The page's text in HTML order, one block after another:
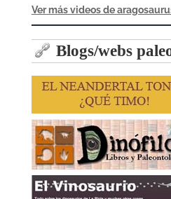
Ver más videos de
Blogs/webs